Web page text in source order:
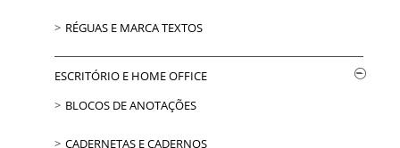
RÉGUAS E MARCA TEXTOS
ESCRITÓRIO E HOME OFFICE
BLOCOS DE ANOTAÇÕES
CADERNETAS E CADERNOS